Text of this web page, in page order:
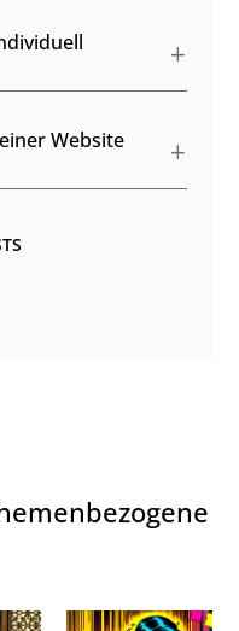
Website